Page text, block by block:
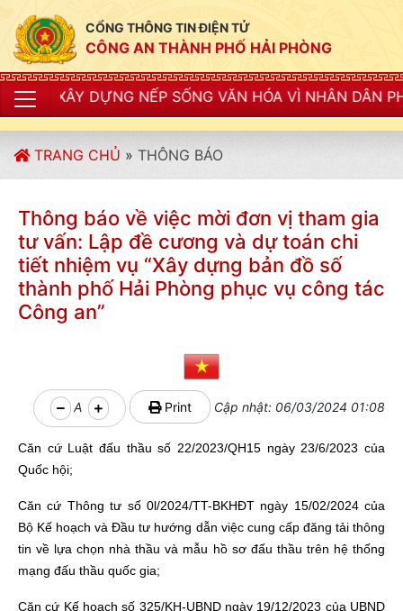
CỔNG THÔNG TIN ĐIỆN TỬ
CÔNG AN THÀNH PHỐ HẢI PHÒNG
NẾP SỐNG VĂN HÓA VÌ NHÂN DÂN PHỤC VỤ"
TRANG CHỦ » THÔNG BÁO
Thông báo về việc mời đơn vị tham gia
tư vấn: Lập đề cương và dự toán chi
tiết nhiệm vụ “Xây dựng bản đồ số
thành phố Hải Phòng phục vụ công tác
Công an”
A Print Cập nhật: 06/03/2024 01:08
Căn cứ Luật đấu thầu số 22/2023/QH15 ngày 23/6/2023 của
Quốc hội;
Căn cứ Thông tư số 0l/2024/TT-BKHĐT ngày 15/02/2024 của
Bộ Kế hoạch và Đầu tư hướng dẫn việc cung cấp đăng tải thông
tin về lựa chọn nhà thầu và mẫu hồ sơ đấu thầu trên hệ thống
mạng đấu thầu quốc gia;
Căn cứ Kế hoạch số 325/KH-UBND ngày 19/12/2023 của UBND